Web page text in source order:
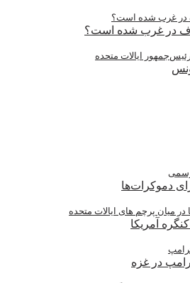
در غرب شده است؟
دموکرات‌ها
آمریکا
در غزه